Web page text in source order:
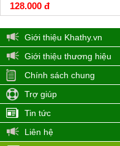
128.000 đ
Giới thiệu Khathy.vn
Giới thiệu thương hiệu
Chính sách chung
Trợ giúp
Tin tức
Liên hệ